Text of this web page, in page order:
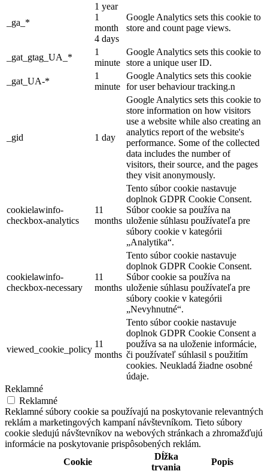
_ga_*
1 year
1
month
4 days
Google Analytics sets this cookie to
store and count page views.
_gat_gtag_UA_*
1
minute
Google Analytics sets this cookie to
store a unique user ID.
_gat_UA-*
1
minute
Google Analytics sets this cookie
for user behaviour tracking.n
_gid 1 day
Google Analytics sets this cookie to
store information on how visitors
use a website while also creating an
analytics report of the website's
performance. Some of the collected
data includes the number of
visitors, their source, and the pages
they visit anonymously.
cookielawinfo-
checkbox-analytics
11
months
Tento súbor cookie nastavuje
doplnok GDPR Cookie Consent.
Súbor cookie sa používa na
uloženie súhlasu používateľa pre
súbory cookie v kategórii
„Analytika“.
cookielawinfo-
checkbox-necessary
11
months
Tento súbor cookie nastavuje
doplnok GDPR Cookie Consent.
Súbor cookie sa používa na
uloženie súhlasu používateľa pre
súbory cookie v kategórii
„Nevyhnutné“.
viewed_cookie_policy
11
months
Tento súbor cookie nastavuje
doplnok GDPR Cookie Consent a
používa sa na uloženie informácie,
či používateľ súhlasil s použitím
cookies. Neukladá žiadne osobné
údaje.
Reklamné
Reklamné
Reklamné súbory cookie sa používajú na poskytovanie relevantných
reklám a marketingových kampaní návštevníkom. Tieto súbory
cookie sledujú návštevníkov na webových stránkach a zhromažďujú
informácie na poskytovanie prispôsobených reklám.
Cookie
Dĺžka
trvania
Popis